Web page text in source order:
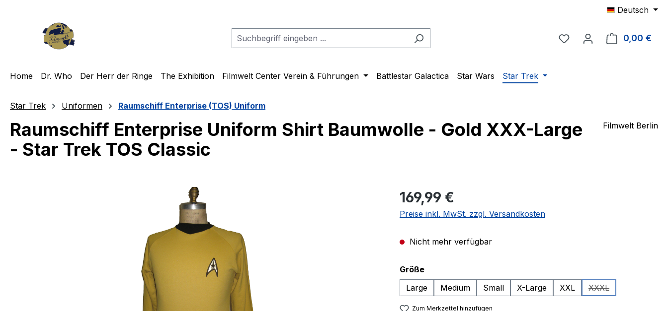
Deutsch
Du hast 0 Produkte auf
0,00 €
Home Dr. Who Der Herr der Ringe The Exhibition Filmwelt Center Verein & Führungen Battlestar Galactica Star Wars Star Trek
Star Trek Uniformen Raumschiff Enterprise (TOS) Uniform
Raumschiff Enterprise Uniform Shirt Baumwolle - Gold XXX-Large
- Star Trek TOS Classic
Filmwelt Berlin
Regulärer Preis:
169,99 €
Preise inkl. MwSt. zzgl. Versandkosten
Nicht mehr verfügbar
Größeauswählen
Large
Medium Small X-Large XXL XXXL
(Diese Option ist
Zum Merkzettel hinzufügen